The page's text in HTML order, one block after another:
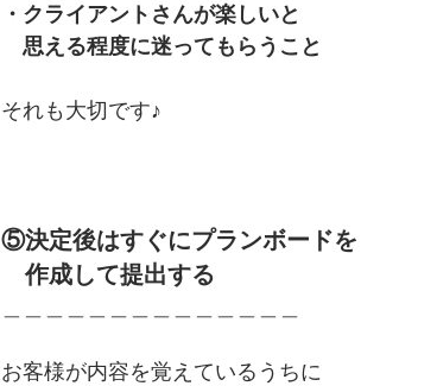
・クライアントさんが楽しいと
思える程度に迷ってもらうこと
それも大切です♪
⑤決定後はすぐにプランボードを
作成して提出する
お客様が内容を覚えているうちに